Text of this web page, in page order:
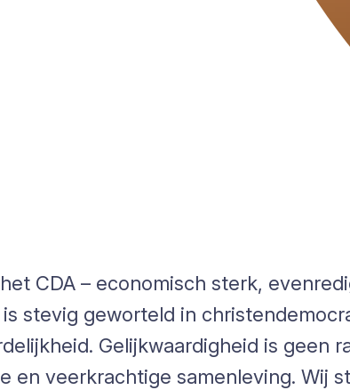
CDA – economisch sterk,
is stevig geworteld in
Gelijkwaardigheid is geen
en veerkrachtige samenleving. Wij